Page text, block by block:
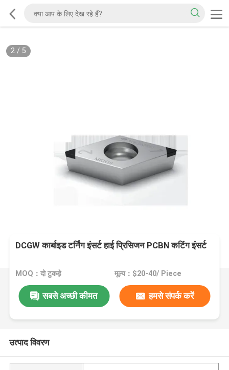
2/ 5
DCGW कार्बाइड टर्निंग इंसर्ट हाई प्रिसिजन PCBN कटिंग इंसर्ट
MOQ：दो टुकड़े मूल्य：$20-40/ Piece
सबसे अच्छी कीमत हमसे संपर्क करें
उत्पाद विवरण